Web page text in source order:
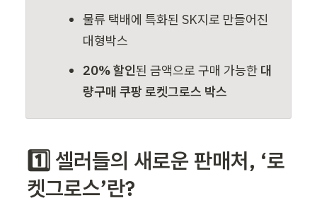
물류 택배에 특화된 SK지로 만들어진
대형박스
20% 할인된 금액으로 구매 가능한 대
량구매 쿠팡 로켓그로스 박스
1️⃣ 셀러들의 새로운 판매처, ‘로
켓그로스’란?